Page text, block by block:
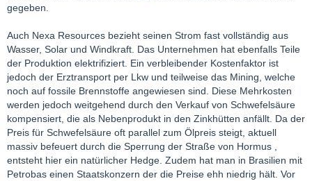
gegeben.
Auch Nexa Resources bezieht seinen Strom fast vollständig aus
Wasser, Solar und Windkraft. Das Unternehmen hat ebenfalls Teile
der Produktion elektrifiziert. Ein verbleibender Kostenfaktor ist
jedoch der Erztransport per Lkw und teilweise das Mining, welche
noch auf fossile Brennstoffe angewiesen sind. Diese Mehrkosten
werden jedoch weitgehend durch den Verkauf von Schwefelsäure
kompensiert, die als Nebenprodukt in den Zinkhütten anfällt. Da der
Preis für Schwefelsäure oft parallel zum Ölpreis steigt, aktuell
massiv befeuert durch die Sperrung der Straße von Hormus ,
entsteht hier ein natürlicher Hedge. Zudem hat man in Brasilien mit
Petrobas einen Staatskonzern der die Preise ehh niedrig hält. Vor